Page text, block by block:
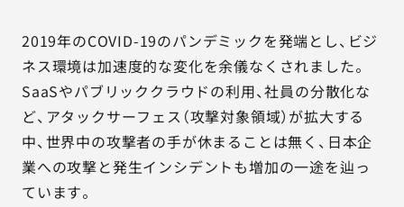
2019年のCOVID-19のパンデミックを発端とし、ビジ
ネス環境は加速度的な変化を余儀なくされました。
SaaSやパブリッククラウドの利用、社員の分散化な
ど、アタックサーフェス（攻撃対象領域）が拡大する
中、世界中の攻撃者の手が休まることは無く、日本企
業への攻撃と発生インシデントも増加の一途を辿っ
ています。